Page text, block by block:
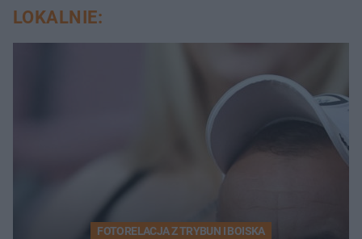
LOKALNIE:
FOTORELACJA Z TRYBUN I BOISKA